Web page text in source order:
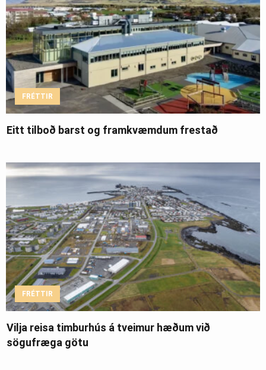
FRÉTTIR
Eitt tilboð barst og framkvæmdum frestað
FRÉTTIR
Vilja reisa timburhús á tveimur hæðum við
sögufræga götu